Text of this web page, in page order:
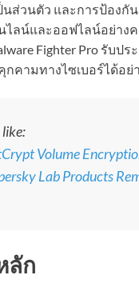
ส่วนตัว และการป้องกั
ลน์และออฟไลน์อย่าง
Fighter Pro รับ
คามทางไซเบอร์ได้อย่
like:
Volume
Lab Products
ลัก